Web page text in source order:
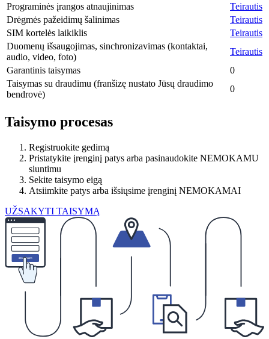
Programinės įrangos atnaujinimas
Teirautis
Drėgmės pažeidimų šalinimas
Teirautis
SIM kortelės laikiklis
Teirautis
Duomenų išsaugojimas, sinchronizavimas (kontaktai,
audio, video, foto)
Teirautis
Garantinis taisymas
0
Taisymas su draudimu (franšizę nustato Jūsų draudimo
bendrovė)
0
Taisymo procesas
Registruokite gedimą
Pristatykite įrenginį patys arba pasinaudokite NEMOKAMU
siuntimu
Sekite taisymo eigą
Atsiimkite patys arba išsiųsime įrenginį NEMOKAMAI
UŽSAKYTI TAISYMĄ